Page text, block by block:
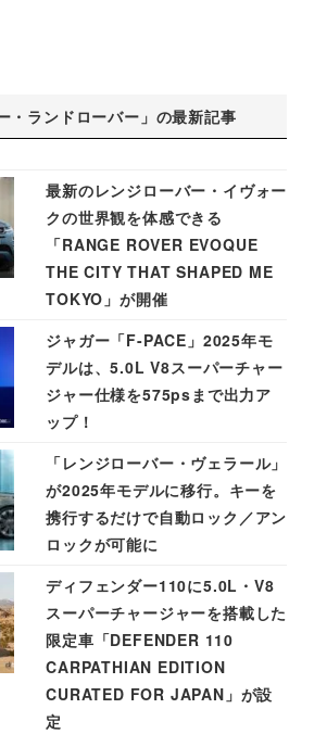
・ランドローバー」の最新記事
最新のレンジローバー・イヴォー
クの世界観を体感できる
「RANGE ROVER EVOQUE
THE CITY THAT SHAPED ME
TOKYO」が開催
ジャガー「F-PACE」2025年モ
デルは、5.0L V8スーパーチャー
ジャー仕様を575psまで出力ア
ップ！
「レンジローバー・ヴェラール」
が2025年モデルに移行。キーを
携行するだけで自動ロック／アン
ロックが可能に
ディフェンダー110に5.0L・V8
スーパーチャージャーを搭載した
限定車「DEFENDER 110
CARPATHIAN EDITION
CURATED FOR JAPAN」が設
定